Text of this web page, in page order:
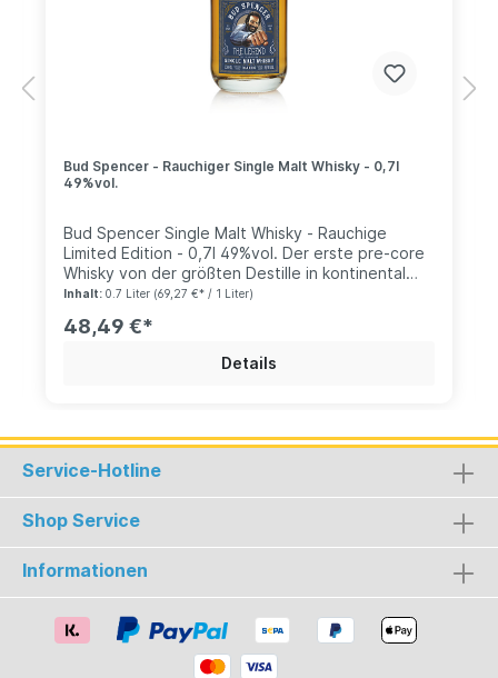
Bud Spencer - Rauchiger Single Malt Whisky - 0,7l
49%vol.
Bud Spencer Single Malt Whisky - Rauchige
Limited Edition - 0,7l 49%vol. Der erste pre-core
Whisky von der größten Destille in kontinental
Europa "St. Kilian Distllers" aus Rüdenau geht in
härteren Mädels gibt es jetzt den Bud Spencer -
The Legend - rauchig. Die beliebte Komposition
aus italienischen Amarone-Rotweinfässern und
dieses Mal aus den Schottischen Highlands und
ist ganz im Sinne von Bud Spencer kräftig
getorft. Selbstverständlich in der bewährten St.
Kilian "Made in Germany" Spitzenqualität.
Inhalt: 0.7 Liter (69,27 €* / 1 Liter)
48,49 €*
Details
Service-Hotline
Shop Service
Informationen